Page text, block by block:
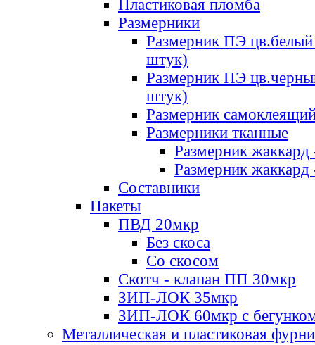
Пластиковая пломба
Размерники
Размерник ПЭ цв.белый
штук)
Размерник ПЭ
штук)
Размерник
Размерники тканные
Размерник
Размерник
Составники
Пакеты
ПВД 20мкр
Без скоса
Со скосом
Скотч - клапан ПП 30мкр
ЗИП-ЛОК 35мкр
ЗИП-ЛОК 60мкр с
Металлическая и пластиковая